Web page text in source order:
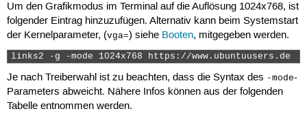
Um den Grafikmodus im Terminal auf die Auflösung 1024x768, ist
folgender Eintrag hinzuzufügen. Alternativ kann beim Systemstart
der Kernelparameter, (vga=) siehe Booten, mitgegeben werden.
links2 -g -mode 1024x768 https://www.ubuntuusers.de
Je nach Treiberwahl ist zu beachten, dass die Syntax des -mode-
Parameters abweicht. Nähere Infos können aus der folgenden
Tabelle entnommen werden.